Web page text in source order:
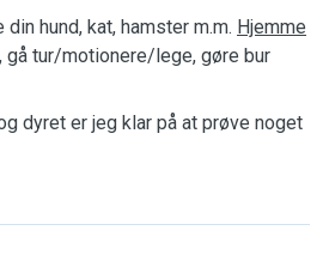
hund, kat, hamster m.m. Hjemme
gå tur/motionere/lege, gøre bur
dyret er jeg klar på at prøve noget